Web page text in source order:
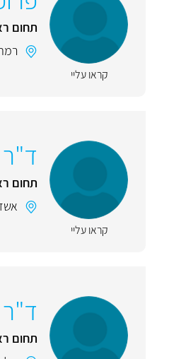
קראו עליי
תחום
קראו עליי
ד"ר
תחום
תחום